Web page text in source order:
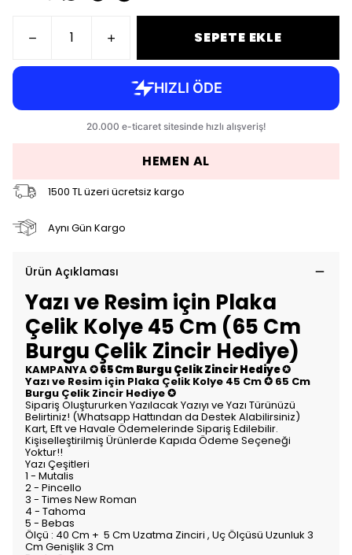
SEPETE EKLE
HEMEN AL
1500 TL üzeri ücretsiz kargo
Aynı Gün Kargo
Ürün Açıklaması
Yazı ve Resim için Plaka
Çelik Kolye 45 Cm (65 Cm
Burgu Çelik Zincir Hediye)
KAMPANYA✪ 65 Cm Burgu Çelik Zincir Hediye ✪
Yazı ve Resim için Plaka Çelik Kolye 45 Cm ✪ 65 Cm
Burgu Çelik Zincir Hediye ✪
Sipariş Oluştururken Yazılacak Yazıyı ve Yazı Türünüzü
Belirtiniz! (Whatsapp Hattından da Destek Alabilirsiniz)
Kart, Eft ve Havale Ödemelerinde Sipariş Edilebilir.
Kişiselleştirilmiş Ürünlerde Kapıda Ödeme Seçeneği
Yoktur!!
Yazı Çeşitleri
1 - Mutalis
2 - Pincello
3 - Times New Roman
4 - Tahoma
5 - Bebas
Ölçü : 40 Cm + 5 Cm Uzatma Zinciri , Uç Ölçüsü Uzunluk 3
Cm Genişlik 3 Cm